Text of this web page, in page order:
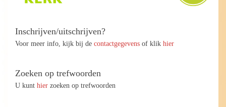
Inschrijven/uitschrijven?
Voor meer info, kijk bij de contactgegevens of klik hier
Zoeken op trefwoorden
U kunt hier zoeken op trefwoorden